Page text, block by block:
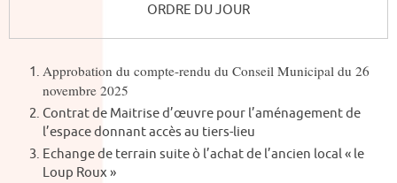
ORDRE DU JOUR
Approbation du compte-rendu du Conseil Municipal du 26
novembre 2025
Contrat de Maitrise d’œuvre pour l’aménagement de
l’espace donnant accès au tiers-lieu
Echange de terrain suite ò l’achat de l’ancien local « le
Loup Roux »